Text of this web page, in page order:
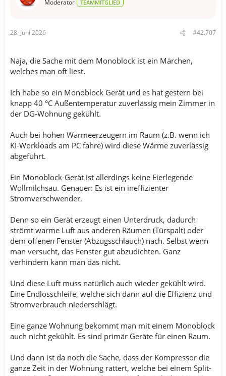
Moderator TEAMMITGLIED
28. Juni 2026 #42.707
Naja, die Sache mit dem Monoblock ist ein Märchen,
welches man oft liest.
Ich habe so ein Monoblock Gerät und es hat gestern bei
knapp 40 °C Außentemperatur zuverlässig mein Zimmer in
der DG-Wohnung gekühlt.
Auch bei hohen Wärmeerzeugern im Raum (z.B. wenn ich
KI-Workloads am PC fahre) wird diese Wärme zuverlässig
abgeführt.
Ein Monoblock-Gerät ist allerdings keine Eierlegende
Wollmilchsau. Genauer: Es ist ein ineffizienter
Stromverschwender.
Denn so ein Gerät erzeugt einen Unterdruck, dadurch
strömt warme Luft aus anderen Räumen (Türspalt) oder
dem offenen Fenster (Abzugsschlauch) nach. Selbst wenn
man versucht, das Fenster gut abzudichten. Ganz
verhindern kann man das nicht.
Und diese Luft muss natürlich auch wieder gekühlt wird.
Eine Endlosschleife, welche sich dann auf die Effizienz und
Stromverbrauch niederschlägt.
Eine ganze Wohnung bekommt man mit einem Monoblock
auch nicht gekühlt. Es sind primär Geräte für einen Raum.
Und dann ist da noch die Sache, dass der Kompressor die
ganze Zeit in der Wohnung rattert, welche bei einem Split-